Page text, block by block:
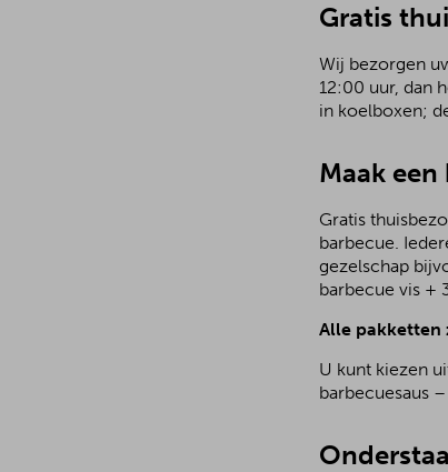
Gratis
Wij bezorgen
12:00 uur, dan
in koelboxen;
Maak
Gratis
barbecue.
gezelschap
barbecue vis +
Alle pakketten
U kunt kiezen
barbecuesaus